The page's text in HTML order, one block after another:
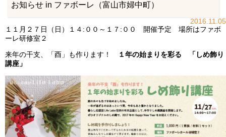
お知らせ in ファボーレ（富山市婦中町）
2016.11.05
１１月２７日（日）１４:００～１７:００ 開催予定 場所はファボ
ーレ研修室２
来年の干支、「酉」も作ります！
１年の始まりを彩る 「しめ飾り
講座」